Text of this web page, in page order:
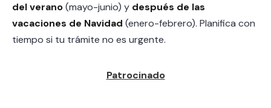
del verano(mayo-junio) y después de las
vacaciones de Navidad (enero-febrero). Planifica con
tiempo si tu trámite no es urgente.